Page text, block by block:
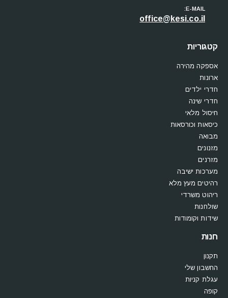
E-MAIL:
office@kesi.co.il
קטגוריות
אספקה מהירה
ארונות
חדרי ילדים
חדרי שינה
חיסול מלאי
כיסאות וכורסאות
מבואה
מזנונים
מזרנים
מערכות ישיבה
רהיטים מעץ מלא
ריהוט משרדי
שולחנות
שידות וקומודות
חנות
תקנון
החשבון שלי
עגלת קניות
קופה